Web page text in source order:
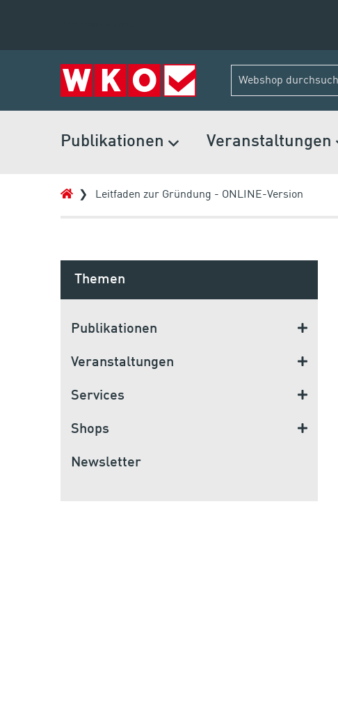
Publikationen Veranstaltungen
Leitfaden zur Gründung - ONLINE-Version
Themen
Publikationen
Veranstaltungen
Services
Shops
Newsletter